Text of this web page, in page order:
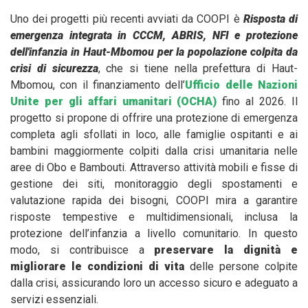
Uno dei progetti più recenti avviati da COOPI è Risposta di
emergenza integrata in CCCM, ABRIS, NFI e protezione
dell'infanzia in Haut-Mbomou per la popolazione colpita da
crisi di sicurezza, che si tiene nella prefettura di Haut-
Mbomou, con il finanziamento dell’Ufficio delle Nazioni
Unite per gli affari umanitari (OCHA) fino al 2026. Il
progetto si propone di offrire una protezione di emergenza
completa agli sfollati in loco, alle famiglie ospitanti e ai
bambini maggiormente colpiti dalla crisi umanitaria nelle
aree di Obo e Bambouti. Attraverso attività mobili e fisse di
gestione dei siti, monitoraggio degli spostamenti e
valutazione rapida dei bisogni, COOPI mira a garantire
risposte tempestive e multidimensionali, inclusa la
protezione dell’infanzia a livello comunitario. In questo
modo, si contribuisce a preservare la dignità e
migliorare le condizioni di vita delle persone colpite
dalla crisi, assicurando loro un accesso sicuro e adeguato a
servizi essenziali.